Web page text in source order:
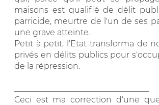
maisons est qualifié de délit
parricide, meurtre de l'un de ses
une grave atteinte.
Petit à petit, l'Etat transforma de
privés en délits publics pour
de la répression.
Ceci est ma correction d'une